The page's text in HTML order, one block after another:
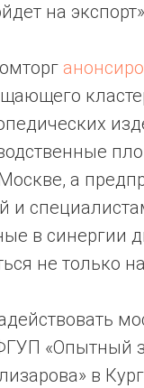
на
а
и
в синергии
не только
«Опытный
в